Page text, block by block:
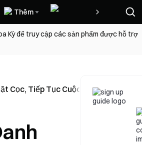
Thêm
Kỳ để truy cập các sản phẩm được hỗ trợ
Cọc, Tiếp Tục Cuộc Dọn DApp